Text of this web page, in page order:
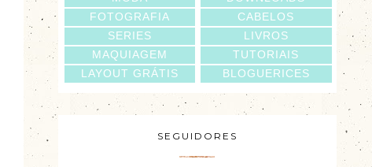
CABELOS
LIVROS
TUTORIAIS
BLOGUERICES
FOTOGRAFIA
SERIES
MAQUIAGEM
LAYOUT GRÁTIS
SEGUIDORES